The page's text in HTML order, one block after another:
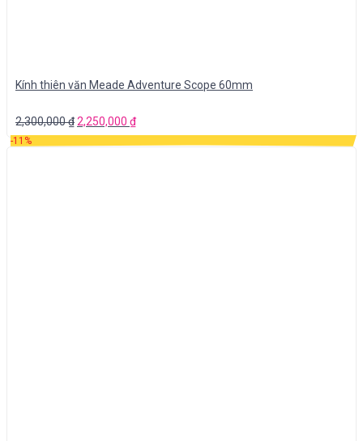
Kính thiên văn Meade Adventure Scope 60mm
2,300,000₫2,250,000 ₫
-11%